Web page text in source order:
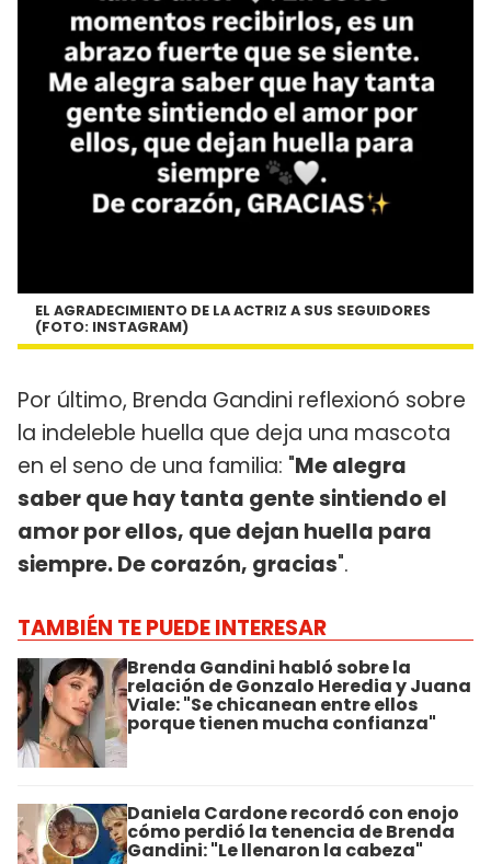
EL AGRADECIMIENTO DE LA ACTRIZ A SUS SEGUIDORES
(FOTO: INSTAGRAM)
Por último, Brenda Gandini reflexionó sobre
la indeleble huella que deja una mascota
en el seno de una familia: "Me alegra
saber que hay tanta gente sintiendo el
amor por ellos, que dejan huella para
siempre. De corazón, gracias".
TAMBIÉN TE PUEDE INTERESAR
Brenda Gandini habló sobre la
relación de Gonzalo Heredia y Juana
Viale: "Se chicanean entre ellos
porque tienen mucha confianza"
Daniela Cardone recordó con enojo
cómo perdió la tenencia de Brenda
Gandini: "Le llenaron la cabeza"